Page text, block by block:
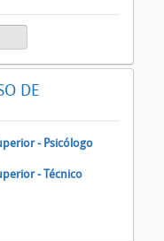
DE
- Psicólogo
- Técnico